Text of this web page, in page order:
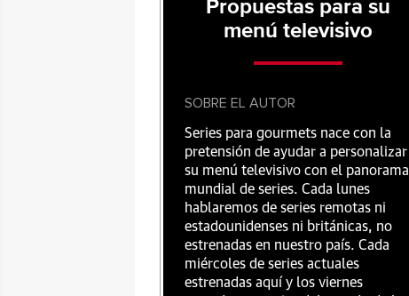
Propuestas para su
menú televisivo
SOBRE EL AUTOR
Series para gourmets nace con la
pretensión de ayudar a personalizar
su menú televisivo con el panorama
mundial de series. Cada lunes
hablaremos de series remotas ni
estadounidenses ni británicas, no
estrenadas en nuestro país. Cada
miércoles de series actuales
estrenadas aquí y los viernes